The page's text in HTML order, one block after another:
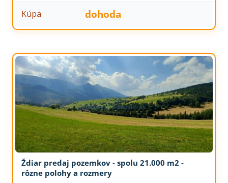
Kúpa dohoda
Ždiar predaj pozemkov - spolu 21.000 m2 -
rôzne polohy a rozmery